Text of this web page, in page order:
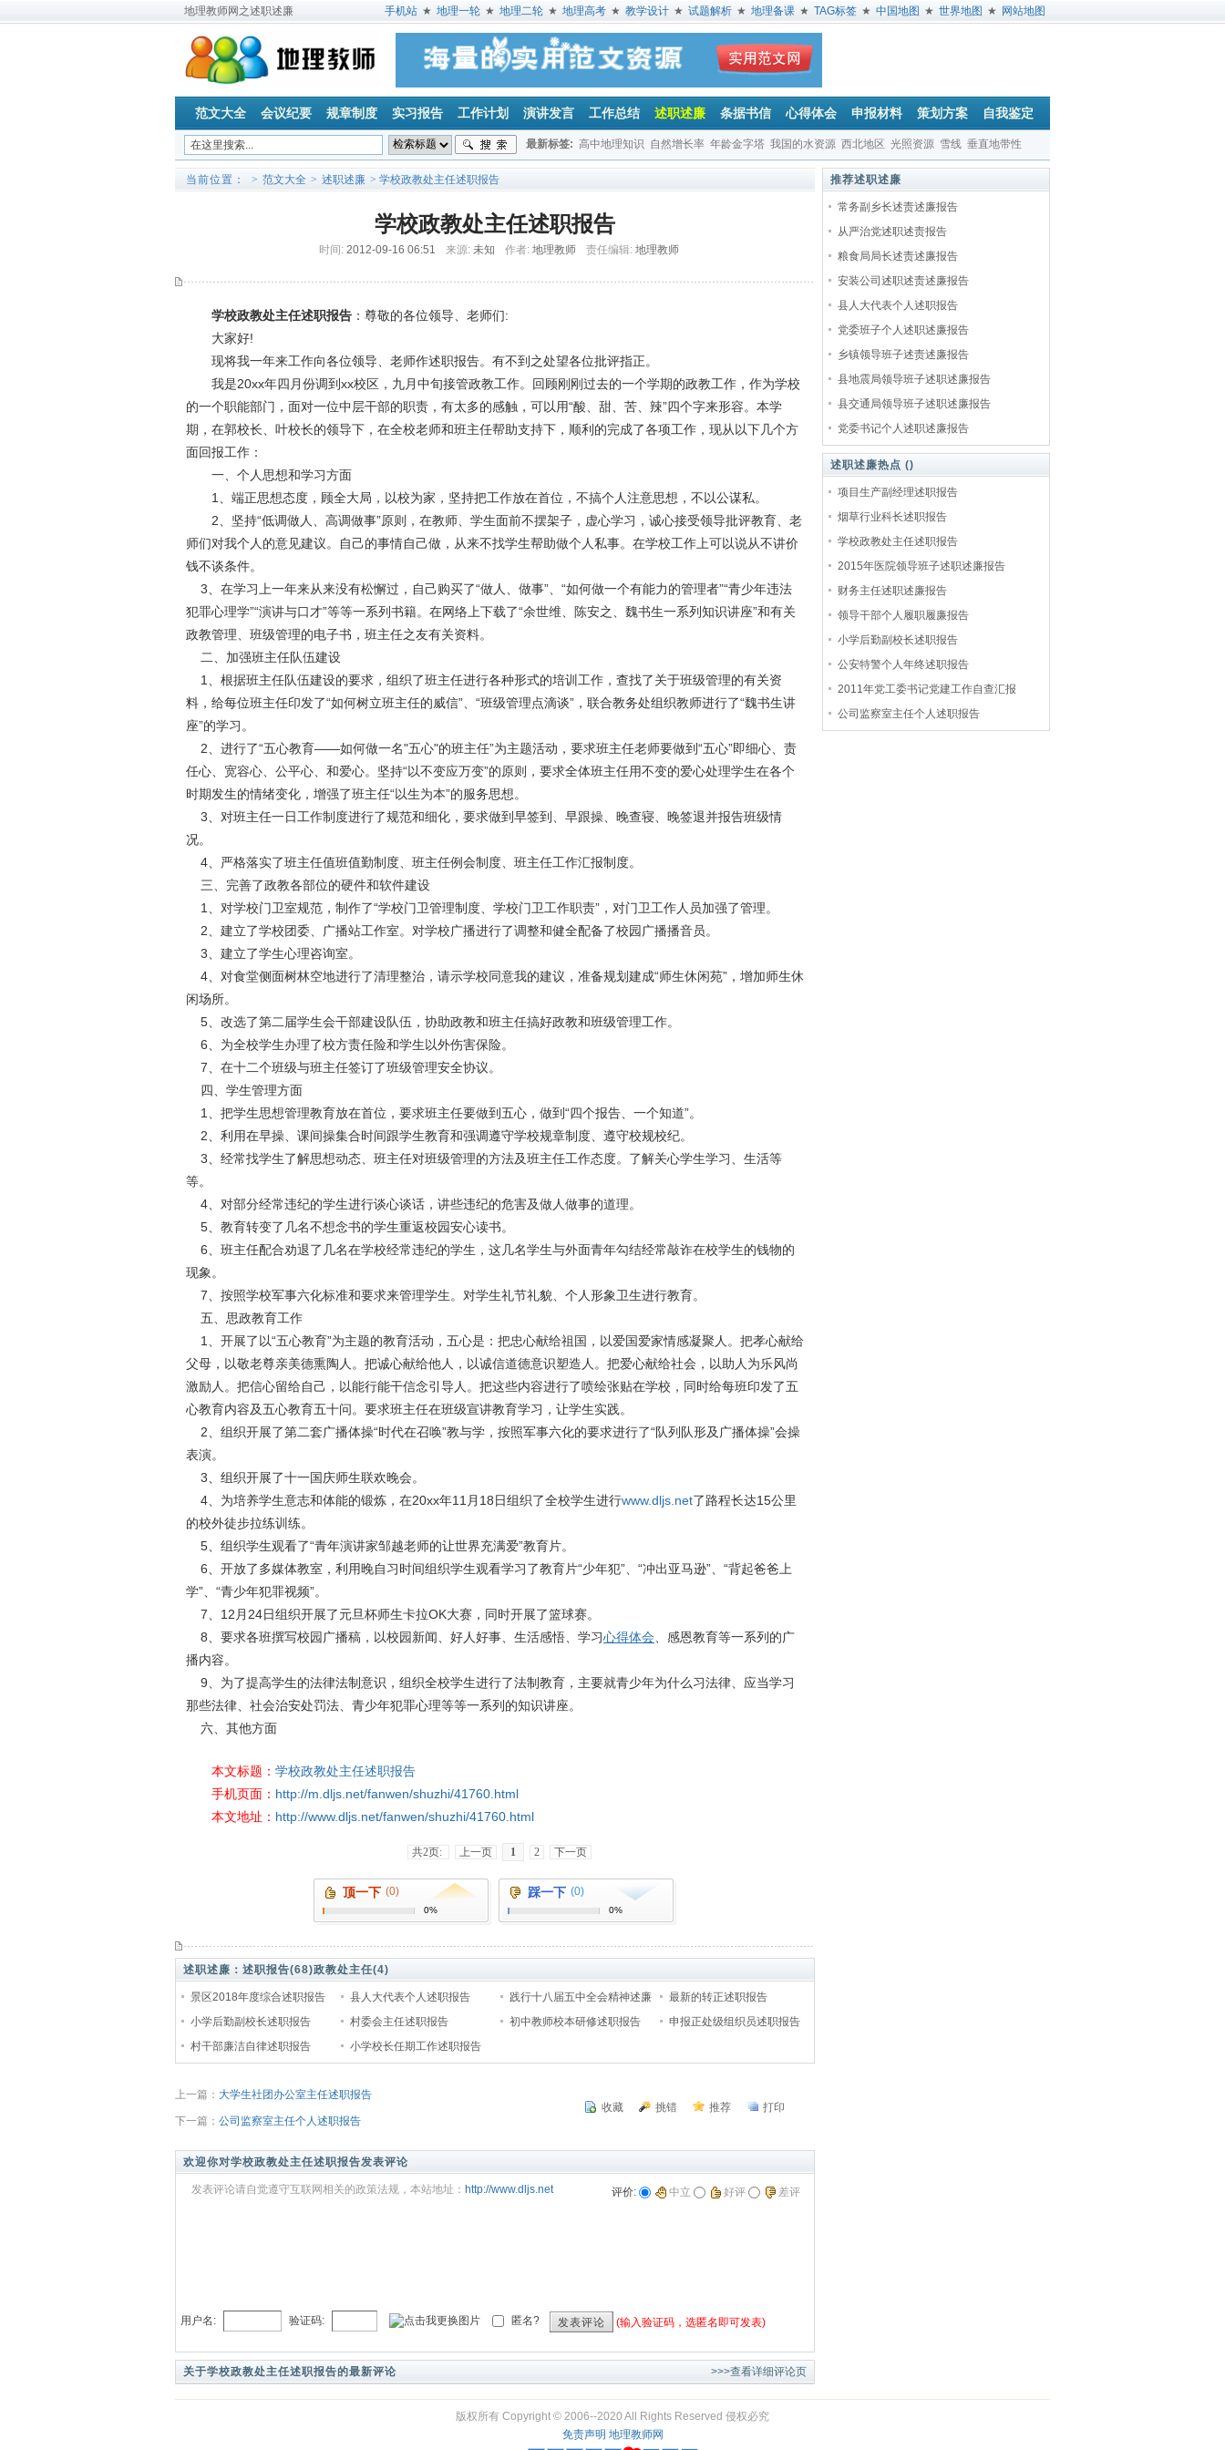
地理教师网之述职述廉 手机站 ★ 地理一轮 ★ 地理二轮 ★ 地理高考 ★ 教学设计 ★ 试题解析 ★ 地理备课 ★ TAG标签 ★ 中国地图 ★ 世界地图 ★ 网站地图
范文大全 会议纪要 规章制度 实习报告 工作计划 演讲发言 工作总结 述职述廉 条据书信 心得体会 申报材料 策划方案 自我鉴定
最新标签: 高中地理知识 自然增长率 年龄金字塔 我国的水资源 西北地区 光照资源 雪线 垂直地带性
当前位置： > 范文大全 > 述职述廉 > 学校政教处主任述职报告
学校政教处主任述职报告
时间: 2012-09-16 06:51 来源: 未知 作者: 地理教师 责任编辑: 地理教师
学校政教处主任述职报告 ：尊敬的各位领导、老师们:
大家好!
现将我一年来工作向各位领导、老师作述职报告。有不到之处望各位批评指正。
我是20xx年四月份调到xx校区，九月中旬接管政教工作。回顾刚刚过去的一个学期的政教工作，作为学校
的一个职能部门，面对一位中层干部的职责，有太多的感触，可以用“酸、甜、苦、辣”四个字来形容。本学
期，在郭校长、叶校长的领导下，在全校老师和班主任帮助支持下，顺利的完成了各项工作，现从以下几个方
面回报工作：
一、个人思想和学习方面
1、端正思想态度，顾全大局，以校为家，坚持把工作放在首位，不搞个人注意思想，不以公谋私。
2、坚持“低调做人、高调做事”原则，在教师、学生面前不摆架子，虚心学习，诚心接受领导批评教育、老
师们对我个人的意见建议。自己的事情自己做，从来不找学生帮助做个人私事。在学校工作上可以说从不讲价
钱不谈条件。
3、在学习上一年来从来没有松懈过，自己购买了“做人、做事”、“如何做一个有能力的管理者”“青少年违法
犯罪心理学”“演讲与口才”等等一系列书籍。在网络上下载了“余世维、陈安之、魏书生一系列知识讲座”和有关
政教管理、班级管理的电子书，班主任之友有关资料。
二、加强班主任队伍建设
1、根据班主任队伍建设的要求，组织了班主任进行各种形式的培训工作，查找了关于班级管理的有关资
料，给每位班主任印发了“如何树立班主任的威信”、“班级管理点滴谈”，联合教务处组织教师进行了“魏书生讲
座”的学习。
2、进行了“五心教育――如何做一名"五心"的班主任”为主题活动，要求班主任老师要做到“五心”即细心、责
任心、宽容心、公平心、和爱心。坚持“以不变应万变”的原则，要求全体班主任用不变的爱心处理学生在各个
时期发生的情绪变化，增强了班主任“以生为本”的服务思想。
3、对班主任一日工作制度进行了规范和细化，要求做到早签到、早跟操、晚查寝、晚签退并报告班级情
况。
4、严格落实了班主任值班值勤制度、班主任例会制度、班主任工作汇报制度。
三、完善了政教各部位的硬件和软件建设
1、对学校门卫室规范，制作了“学校门卫管理制度、学校门卫工作职责”，对门卫工作人员加强了管理。
2、建立了学校团委、广播站工作室。对学校广播进行了调整和健全配备了校园广播播音员。
3、建立了学生心理咨询室。
4、对食堂侧面树林空地进行了清理整治，请示学校同意我的建议，准备规划建成“师生休闲苑”，增加师生休
闲场所。
5、改选了第二届学生会干部建设队伍，协助政教和班主任搞好政教和班级管理工作。
6、为全校学生办理了校方责任险和学生以外伤害保险。
7、在十二个班级与班主任签订了班级管理安全协议。
四、学生管理方面
1、把学生思想管理教育放在首位，要求班主任要做到五心，做到“四个报告、一个知道”。
2、利用在早操、课间操集合时间跟学生教育和强调遵守学校规章制度、遵守校规校纪。
3、经常找学生了解思想动态、班主任对班级管理的方法及班主任工作态度。了解关心学生学习、生活等
等。
4、对部分经常违纪的学生进行谈心谈话，讲些违纪的危害及做人做事的道理。
5、教育转变了几名不想念书的学生重返校园安心读书。
6、班主任配合劝退了几名在学校经常违纪的学生，这几名学生与外面青年勾结经常敲诈在校学生的钱物的
现象。
7、按照学校军事六化标准和要求来管理学生。对学生礼节礼貌、个人形象卫生进行教育。
五、思政教育工作
1、开展了以“五心教育”为主题的教育活动，五心是：把忠心献给祖国，以爱国爱家情感凝聚人。把孝心献给
父母，以敬老尊亲美德熏陶人。把诚心献给他人，以诚信道德意识塑造人。把爱心献给社会，以助人为乐风尚
激励人。把信心留给自己，以能行能干信念引导人。把这些内容进行了喷绘张贴在学校，同时给每班印发了五
心教育内容及五心教育五十问。要求班主任在班级宣讲教育学习，让学生实践。
2、组织开展了第二套广播体操“时代在召唤”教与学，按照军事六化的要求进行了“队列队形及广播体操”会操
表演。
3、组织开展了十一国庆师生联欢晚会。
4、为培养学生意志和体能的锻炼，在20xx年11月18日组织了全校学生进行www.dljs.net了路程长达15公里
的校外徒步拉练训练。
5、组织学生观看了“青年演讲家邹越老师的让世界充满爱”教育片。
6、开放了多媒体教室，利用晚自习时间组织学生观看学习了教育片“少年犯”、“冲出亚马逊”、“背起爸爸上
学”、“青少年犯罪视频”。
7、12月24日组织开展了元旦杯师生卡拉OK大赛，同时开展了篮球赛。
8、要求各班撰写校园广播稿，以校园新闻、好人好事、生活感悟、学习心得体会 、感恩教育等一系列的广
播内容。
9、为了提高学生的法律法制意识，组织全校学生进行了法制教育，主要就青少年为什么习法律、应当学习
那些法律、社会治安处罚法、青少年犯罪心理等等一系列的知识讲座。
六、其他方面
本文标题： 学校政教处主任述职报告
手机页面： http://m.dljs.net/fanwen/shuzhi/41760.html
本文地址： http://www.dljs.net/fanwen/shuzhi/41760.html
共2页: 上一页 1 2 下一页
顶一下 (0)
0%
踩一下 (0)
0%
述职述廉： 述职报告(68)政教处主任(4)
景区2018年度综合述职报告 县人大代表个人述职报告
践行十八届五中全会精神述廉
述职报告
最新的转正述职报告
小学后勤副校长述职报告
村委会主任述职报告 初中教师校本研修述职报告
申报正处级组织员述职报告
村干部廉洁自律述职报告
小学校长任期工作述职报告
上一篇： 大学生社团办公室主任述职报告
下一篇： 公司监察室主任个人述职报告
收藏 挑错 推荐 打印
欢迎你对学校政教处主任述职报告发表评论
发表评论请自觉遵守互联网相关的政策法规，本站地址： http://www.dljs.net 评价: 中立 好评 差评
用户名: 验证码: 匿名? 发表评论 (输入验证码，选匿名即可发表)
关于学校政教处主任述职报告的最新评论 >>>查看详细评论页
推荐述职述廉
常务副乡长述责述廉报告
从严治党述职述责报告
粮食局局长述责述廉报告
安装公司述职述责述廉报告
县人大代表个人述职报告
党委班子个人述职述廉报告
乡镇领导班子述责述廉报告
县地震局领导班子述职述廉报告
县交通局领导班子述职述廉报告
党委书记个人述职述廉报告
述职述廉热点 ()
项目生产副经理述职报告
烟草行业科长述职报告
学校政教处主任述职报告
2015年医院领导班子述职述廉报告
财务主任述职述廉报告
领导干部个人履职履廉报告
小学后勤副校长述职报告
公安特警个人年终述职报告
2011年党工委书记党建工作自查汇报
公司监察室主任个人述职报告
版权所有 Copyright © 2006--2020 All Rights Reserved 侵权必究
免责声明 地理教师网